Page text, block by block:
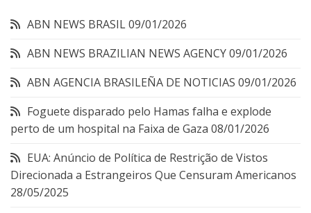
ABN NEWS BRASIL09/01/2026
ABN NEWS BRAZILIAN NEWS AGENCY09/01/2026
ABN AGENCIA BRASILEÑA DE NOTICIAS 09/01/2026
Foguete disparado pelo Hamas falha e explode
perto de um hospital na Faixa de Gaza 08/01/2026
EUA: Anúncio de Política de Restrição de Vistos
Direcionada a Estrangeiros Que Censuram Americanos
28/05/2025